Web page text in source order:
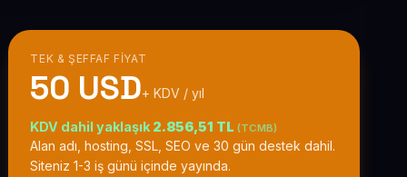
TEK & ŞEFFAF FIYAT
50 USD+ KDV / yıl
KDV dahil yaklaşık 2.856,51 TL (TCMB)
Alan adı, hosting, SSL, SEO ve 30 gün destek dahil.
Siteniz 1-3 iş günü içinde yayında.